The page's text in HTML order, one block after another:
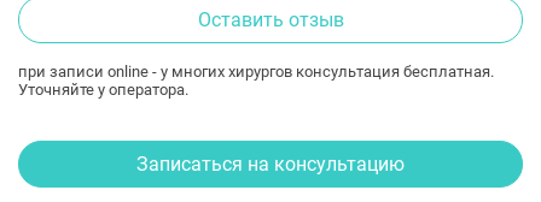
Оставить отзыв
при записи online - у многих хирургов консультация бесплатная.
Уточняйте у оператора.
Записаться на консультацию